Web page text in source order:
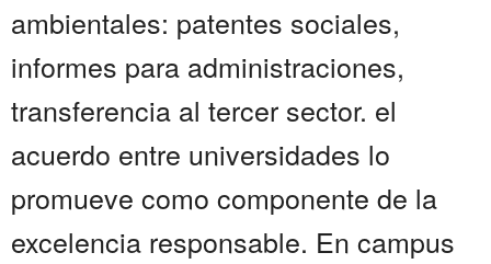
ambientales: patentes sociales,
informes para administraciones,
transferencia al tercer sector. el
acuerdo entre universidades lo
promueve como componente de la
excelencia responsable. En campus